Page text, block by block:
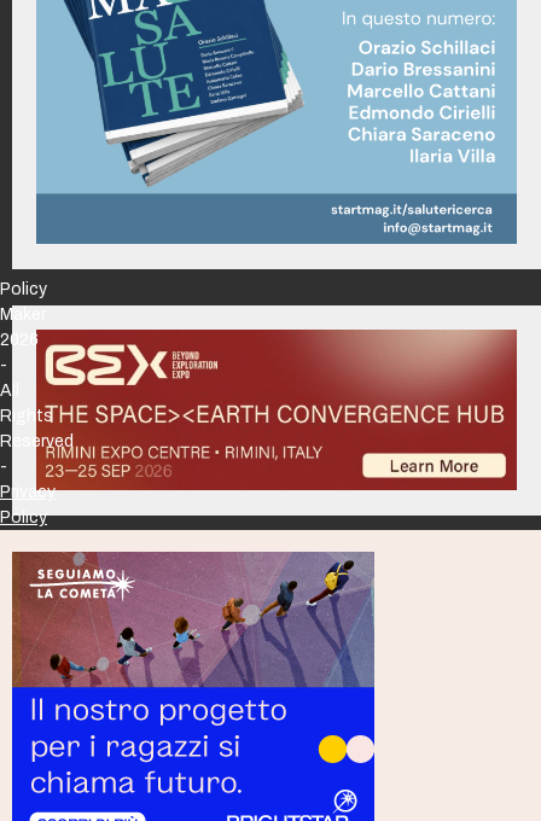
Policy
Maker
2026
-
All
Rights
Reserved
-
Privacy
Policy